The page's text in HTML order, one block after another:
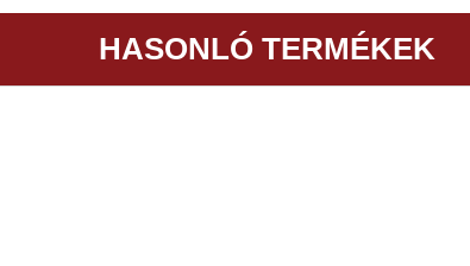
HASONLÓ TERMÉKEK